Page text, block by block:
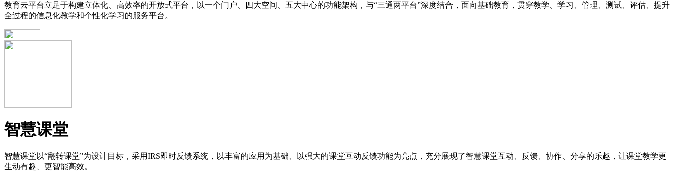
教育云平台立足于构建立体化、高效率的开放式平台，以一个门户、四大空间、五大中心的功能架构，与“三通两平台”深度结合，面向基础教育，贯穿教学、学习、管理、测试、评估、提升
全过程的信息化教学和个性化学习的服务平台。
智慧课堂
智慧课堂以“翻转课堂”为设计目标，采用IRS即时反馈系统，以丰富的应用为基础、以强大的课堂互动反馈功能为亮点，充分展现了智慧课堂互动、反馈、协作、分享的乐趣，让课堂教学更
生动有趣、更智能高效。